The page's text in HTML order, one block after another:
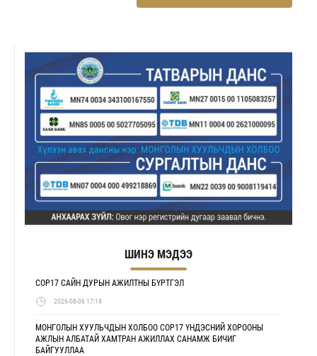
ШИНЭ МЭДЭЭ
COP17 САЙН ДУРЫН АЖИЛТНЫ БҮРТГЭЛ
2026-08-06 17:19
МОНГОЛЫН ХУУЛЬЧДЫН ХОЛБОО COP17 ҮНДЭСНИЙ ХОРООНЫ
АЖЛЫН АЛБАТАЙ ХАМТРАН АЖИЛЛАХ САНАМЖ БИЧИГ
БАЙГУУЛЛАА